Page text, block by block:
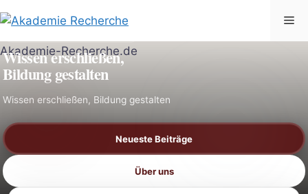
Inhalt
springen
Wissen erschließen,
Bildung gestalten
Wissen erschließen, Bildung gestalten
Neueste Beiträge
Über uns